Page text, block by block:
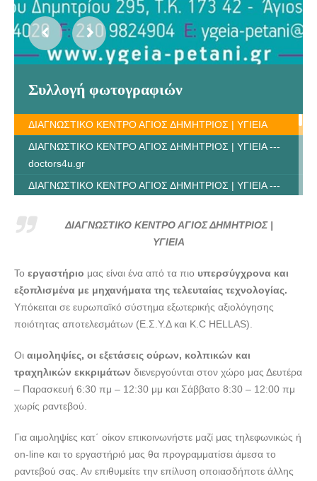
Συλλογή φωτογραφιών
ΔΙΑΓΝΩΣΤΙΚΟ ΚΕΝΤΡΟ ΑΓΙΟΣ ΔΗΜΗΤΡΙΟΣ | ΥΓΙΕΙΑ
ΔΙΑΓΝΩΣΤΙΚΟ ΚΕΝΤΡΟ ΑΓΙΟΣ ΔΗΜΗΤΡΙΟΣ | ΥΓΙΕΙΑ ---
doctors4u.gr
ΔΙΑΓΝΩΣΤΙΚΟ ΚΕΝΤΡΟ ΑΓΙΟΣ ΔΗΜΗΤΡΙΟΣ | ΥΓΙΕΙΑ ---
ΔΙΑΓΝΩΣΤΙΚΟ ΚΕΝΤΡΟ ΑΓΙΟΣ ΔΗΜΗΤΡΙΟΣ | ΥΓΙΕΙΑ ---
doctors4u.gr
ΔΙΑΓΝΩΣΤΙΚΟ ΚΕΝΤΡΟ ΑΓΙΟΣ ΔΗΜΗΤΡΙΟΣ | ΥΓΙΕΙΑ ---
doctors4u.gr
doctors4u.gr
ΔΙΑΓΝΩΣΤΙΚΟ ΚΕΝΤΡΟ ΑΓΙΟΣ ΔΗΜΗΤΡΙΟΣ | ΥΓΙΕΙΑ ---
doctors4u.gr
doctors4u.gr
ΔΙΑΓΝΩΣΤΙΚΟ ΚΕΝΤΡΟ ΑΓΙΟΣ ΔΗΜΗΤΡΙΟΣ | ΥΓΙΕΙΑ ---
doctors4u.gr
ΔΙΑΓΝΩΣΤΙΚΟ ΚΕΝΤΡΟ ΑΓΙΟΣ ΔΗΜΗΤΡΙΟΣ |
ΥΓΙΕΙΑ
Το εργαστήριο μας είναι ένα από τα πιο υπερσύγχρονα και
εξοπλισμένα με μηχανήματα της τελευταίας τεχνολογίας.
Υπόκειται σε ευρωπαϊκό σύστημα εξωτερικής αξιολόγησης
ποιότητας αποτελεσμάτων (Ε.Σ.Υ.Δ και Κ.C HELLAS).
Οι αιμοληψίες, οι εξετάσεις ούρων, κολπικών και
τραχηλικών εκκριμάτων διενεργούνται στον χώρο μας Δευτέρα
– Παρασκευή 6:30 πμ – 12:30 μμ και Σάββατο 8:30 – 12:00 πμ
χωρίς ραντεβού.
Για αιμοληψίες κατ΄ οίκον επικοινωνήστε μαζί μας τηλεφωνικώς ή
on-line και το εργαστήριό μας θα προγραμματίσει άμεσα το
ραντεβού σας. Αν επιθυμείτε την επίλυση οποιασδήποτε άλλης